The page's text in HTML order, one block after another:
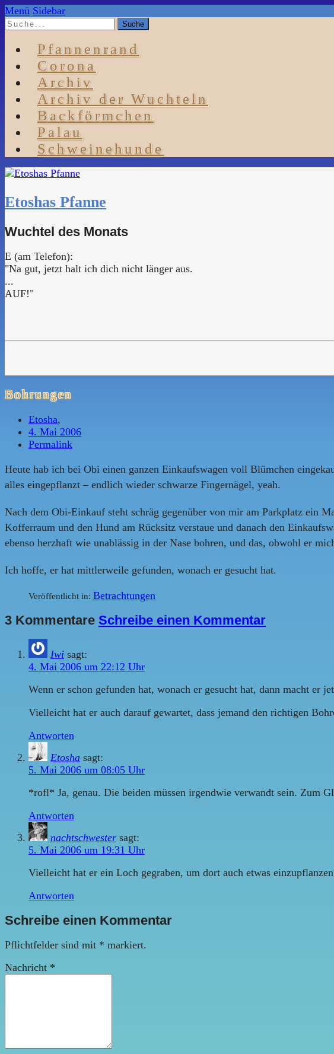
Menü Sidebar
Pfannenrand
Corona
Archiv
Archiv der Wuchteln
Backförmchen
Palau
Schweinehunde
Etoshas Pfanne
Wuchtel des Monats
E (am Telefon):
"Na gut, jetzt halt ich dich nicht länger aus.
...
AUF!"
Bohrungen
Etosha,
4. Mai 2006
Permalink
Heute hab ich bei Obi einen ganzen Einkaufswagen voll Blümchen
alles eingepflanzt – endlich wieder schwarze Fingernägel, yeah.
Nach dem Obi-Einkauf steht schräg gegenüber von mir am Parkplatz ein
Kofferraum und den Hund am Rücksitz verstaue und danach den
ebenso herzhaft wie unablässig in der Nase bohren, und das, obwohl er
Ich hoffe, er hat mittlerweile gefunden, wonach er gesucht hat.
Veröffentlicht in: Betrachtungen
3 Kommentare Schreibe einen Kommentar
Iwi sagt:
4. Mai 2006 um 22:12 Uhr
Wenn er schon gefunden hat, wonach er gesucht hat, dann macht er
Vielleicht hat er auch darauf gewartet, dass jemand den richtigen
Antworten
Etosha sagt:
5. Mai 2006 um 08:05 Uhr
*rofl* Ja, genau. Die beiden müssen irgendwie verwandt sein. Zum
Antworten
nachtschwester sagt:
5. Mai 2006 um 19:31 Uhr
Vielleicht hat er ein Loch gegraben, um dort auch etwas
Antworten
Schreibe einen Kommentar
Pflichtfelder sind mit * markiert.
Nachricht *